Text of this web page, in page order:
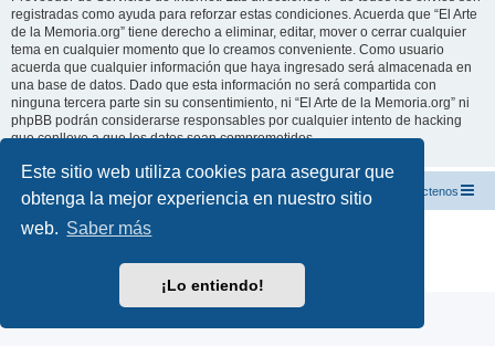
Este sitio web utiliza cookies para asegurar que
obtenga la mejor experiencia en nuestro sitio
web. Saber más
¡Lo entiendo!
registradas como ayuda para reforzar estas condiciones. Acuerda que “El Arte
de la Memoria.org” tiene derecho a eliminar, editar, mover o cerrar cualquier
tema en cualquier momento que lo creamos conveniente. Como usuario
acuerda que cualquier información que haya ingresado será almacenada en
una base de datos. Dado que esta información no será compartida con
ninguna tercera parte sin su consentimiento, ni “El Arte de la Memoria.org” ni
phpBB podrán considerarse responsables por cualquier intento de hacking
que conlleve a que los datos sean comprometidos.
El Arte de la Memoria.org Índice Contáctenos
Desarrollado por
Condiciones